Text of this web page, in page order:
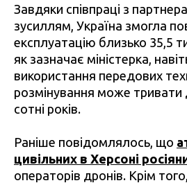
Завдяки співпраці з
зусиллям, Україна змогла
експлуатацію близько 35,5
як зазначає міністерка,
використання передових
розмінування може тривати
сотні років.
Раніше повідомлялось, що
цивільних в Херсоні
операторів дронів. Крім того,